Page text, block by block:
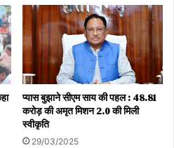
हजार बाड़ियों का विकास किया जा रहा है।
नकद फसलें लेने को प्रोत्साहित करने के
एवं साग-सब्जी की खेती करने, गेहंू,
लेने के लिए प्रोत्साहित किया जा रहा है।
कराएं जा रहे हैं, जिससे धान के बदले
बढ़ रहा है। राजीव गांधी किसान न्याय
को अब तक 18570 करोड़ रूपए की
है।
प्यास बुझाने सीएम साय की पहल : 48.81
करोड़ की अमृत मिशन 2.0 की मिली
स्वीकृति
29/03/2025